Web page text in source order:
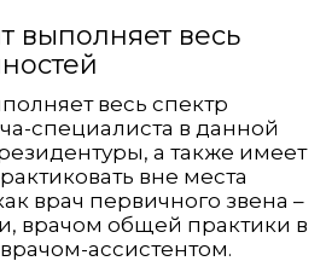
выполняет весь
весь спектр
специалиста в данной
а также имеет
вне места
врач первичного звена –
врачом общей практики в
ассистентом.